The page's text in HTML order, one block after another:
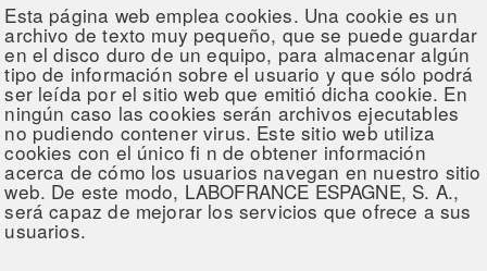
Esta página web emplea cookies. Una cookie es un
archivo de texto muy pequeño, que se puede guardar
en el disco duro de un equipo, para almacenar algún
tipo de información sobre el usuario y que sólo podrá
ser leída por el sitio web que emitió dicha cookie. En
ningún caso las cookies serán archivos ejecutables
no pudiendo contener virus. Este sitio web utiliza
cookies con el único fi n de obtener información
acerca de cómo los usuarios navegan en nuestro sitio
web. De este modo, LABOFRANCE ESPAGNE, S. A.,
será capaz de mejorar los servicios que ofrece a sus
usuarios.